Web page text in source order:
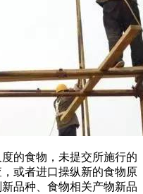
的食物，未提交所施行的
或者进口操纵新的食物原
品种、食物相关产物新品